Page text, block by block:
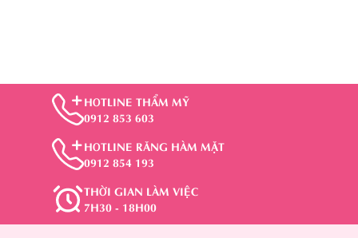
HOTLINE THẨM MỸ
0912 853 603
HOTLINE RĂNG HÀM MẶT
0912 854 193
THỜI GIAN LÀM VIỆC
7H30 - 18H00